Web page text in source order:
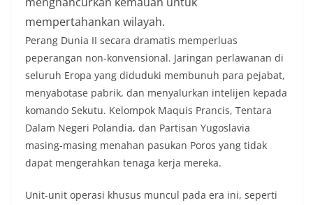
mempertahankan wilayah.
Perang Dunia II secara dramatis memperluas
peperangan non-konvensional. Jaringan perlawanan di
seluruh Eropa yang diduduki membunuh para pejabat,
menyabotase pabrik, dan menyalurkan intelijen kepada
komando Sekutu. Kelompok Maquis Prancis, Tentara
Dalam Negeri Polandia, dan Partisan Yugoslavia
masing-masing menahan pasukan Poros yang tidak
dapat mengerahkan tenaga kerja mereka.
Unit-unit operasi khusus muncul pada era ini, seperti